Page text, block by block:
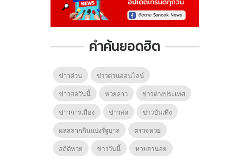
คำค้นยอดฮิต
ข่าวด่วน
ข่าวด่วนออนไลน์
ข่าวสดวันนี้
หวยลาว
ข่าวต่างประเทศ
ข่าวการเมือง
ข่าวสด
ข่าวบันเทิง
ผลสลากกินแบ่งรัฐบาล
ตรวจหวย
สถิติหวย
ข่าววันนี้ หวยฮานอย